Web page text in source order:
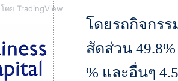
โดย TradingView
โดยรถกิจกรร
สัดส่วน
% และอื่นๆ